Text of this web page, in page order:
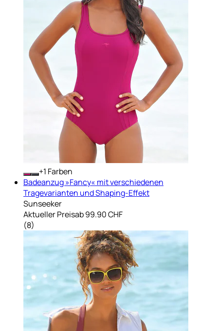
+ Farben
Badeanzug »Fancy« mit verschiedenen
Tragevarianten und Shaping-Effekt
Sunseeker
Aktueller Preisab99.90 CHF
(8)